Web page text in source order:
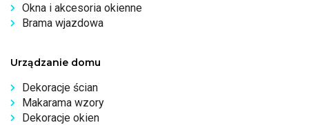
Okna i akcesoria okienne
Brama wjazdowa
Urządzanie domu
Dekoracje ścian
Makarama wzory
Dekoracje okien